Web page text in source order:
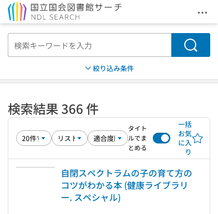
メ
検索
絞り込み条件
検索結果 366 件
タイト
ルでま
とめる
一括
お気
に入
り
自閉スペクトラムの子の育て方の
コツがわかる本 (健康ライブラリ
ー. スペシャル)